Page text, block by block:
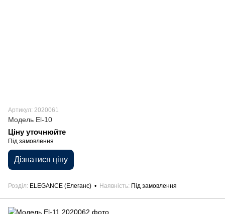
Артикул: 2020061
Модель El-10
Ціну уточнюйте
Під замовлення
Дізнатися ціну
Розділ ELEGANCE (Елеганс) Наявність Під замовлення